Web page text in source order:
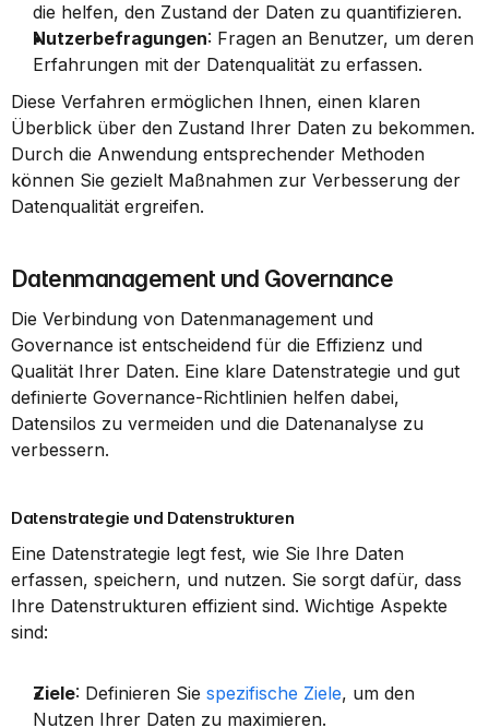
die helfen, den Zustand der Daten zu quantifizieren.
Nutzerbefragungen: Fragen an Benutzer, um deren
Erfahrungen mit der Datenqualität zu erfassen.
Diese Verfahren ermöglichen Ihnen, einen klaren
Überblick über den Zustand Ihrer Daten zu bekommen.
Durch die Anwendung entsprechender Methoden
können Sie gezielt Maßnahmen zur Verbesserung der
Datenqualität ergreifen.
Datenmanagement und Governance
Die Verbindung von Datenmanagement und
Governance ist entscheidend für die Effizienz und
Qualität Ihrer Daten. Eine klare Datenstrategie und gut
definierte Governance-Richtlinien helfen dabei,
Datensilos zu vermeiden und die Datenanalyse zu
verbessern.
Datenstrategie und Datenstrukturen
Eine Datenstrategie legt fest, wie Sie Ihre Daten
erfassen, speichern, und nutzen. Sie sorgt dafür, dass
Ihre Datenstrukturen effizient sind. Wichtige Aspekte
sind:
Ziele: Definieren Sie spezifische Ziele, um den
Nutzen Ihrer Daten zu maximieren.